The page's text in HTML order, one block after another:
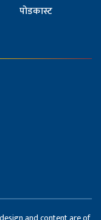
पोडकास्ट